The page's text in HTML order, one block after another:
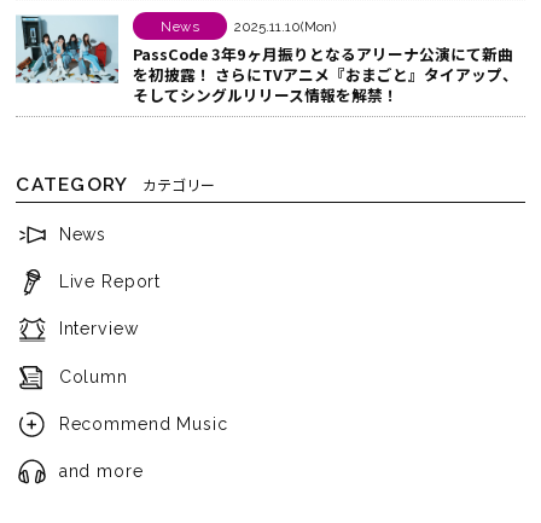
News 2025.11.10(Mon)
PassCode 3年9ヶ月振りとなるアリーナ公演にて新曲
を初披露！ さらにTVアニメ『おまごと』タイアップ、
そしてシングルリリース情報を解禁！
CATEGORY カテゴリー
News
Live Report
Interview
Column
Recommend Music
and more